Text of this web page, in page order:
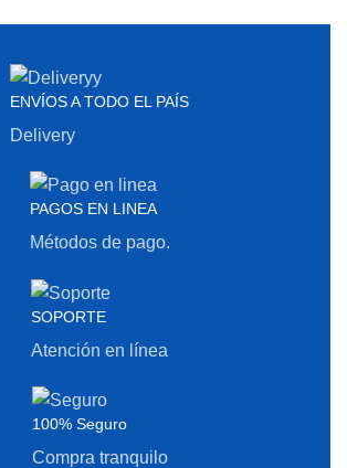
ENVÍOS A TODO EL PAÍS
Delivery
PAGOS EN LINEA
Métodos de pago.
SOPORTE
Atención en línea
100% Seguro
Compra tranquilo